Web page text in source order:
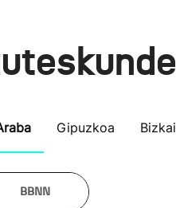
Gipuzkoa
BBNN